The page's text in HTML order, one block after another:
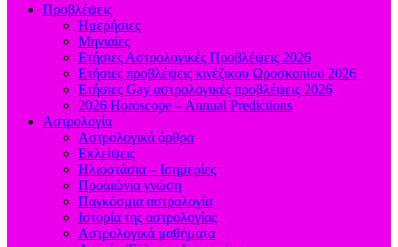
Προβλέψεις
Ημερήσιες
Μηνιαίες
Ετήσιες Αστρολογικές Προβλέψεις 2026
Ετήσιες προβλέψεις κινέζικου Ωροσκοπίου 2026
Ετήσιες Gay αστρολογικές προβλέψεις 2026
2026 Horoscope – Annual Predictions
Αστρολογία
Αστρολογικά άρθρα
Εκλείψεις
Ηλιοστάσια – Ισημερίες
Προαιώνια γνώση
Παγκόσμια αστρολογία
Ιστορία της αστρολογίας
Aστρολογικά μαθήματα